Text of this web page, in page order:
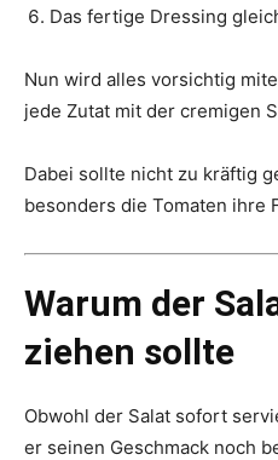
Das fertige Dressing
Nun wird alles vorsichtig
jede Zutat mit der cremigen
Dabei sollte nicht zu kräftig
besonders die Tomaten ihre
Warum der
ziehen sollte
Obwohl der Salat sofort
er seinen Geschmack noch